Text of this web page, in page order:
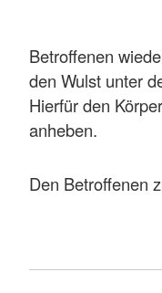
Betroffenen
den Wulst unter
Hierfür den
anheben.
Den Betroffenen